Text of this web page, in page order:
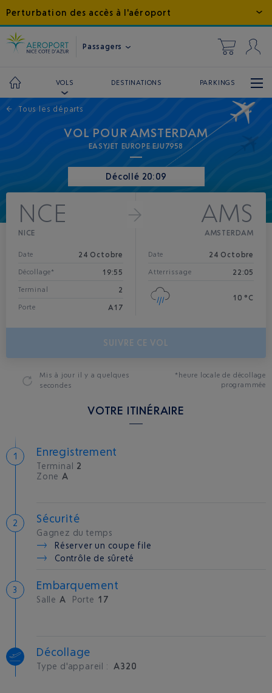
Perturbation des accès à l'aéroport
Passagers
VOLS DESTINATIONS PARKINGS
← Tous les départs
VOL POUR AMSTERDAM
EASYJET EUROPE EJU7958
Décollé 20:09
NCE
NICE
Date 24 Octobre
Décollage* 19:55
Terminal 2
Porte A17
AMS
AMSTERDAM
Date 24 Octobre
Atterrissage 22:05
10 °C
SUIVRE CE VOL
Mis à jour il y a quelques
secondes
*heure locale de décollage
programmée
VOTRE ITINÉRAIRE
Enregistrement
Terminal 2
Zone A
Sécurité
Gagnez du temps
Réserver un coupe file
Contrôle de sûreté
Embarquement
Salle A Porte 17
Décollage
Type d'appareil : A320